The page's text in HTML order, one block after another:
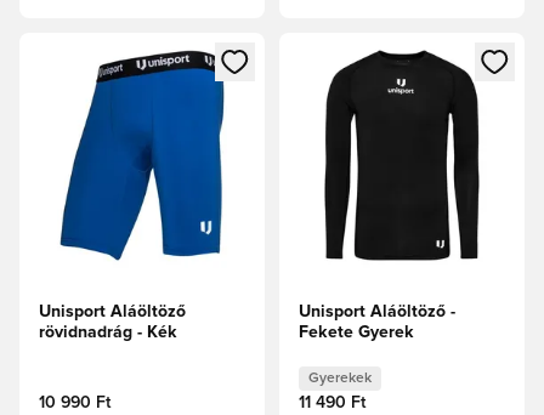
Megnyit egy modált a bejelentkezéshez vagy a tagként
Unisport Aláöltöző
rövidnadrág - Kék
10 990 Ft
Megnyit egy modált a
Unisport Aláöltöző -
Fekete Gyerek
Gyerekek
11 490 Ft